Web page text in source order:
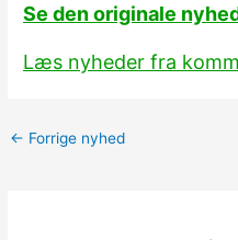
Se den originale
Læs nyheder fra
← Forrige nyhed